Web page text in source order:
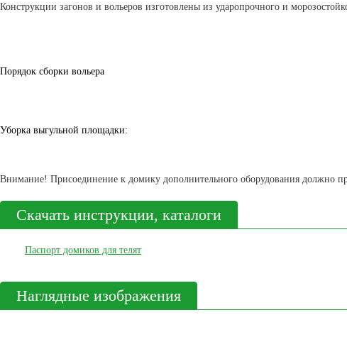
Конструкции загонов и вольеров изготовлены из ударопрочного и
Порядок сборки вольера
Уборка выгульной площадки:
Внимание! Присоединение к домику дополнительного оборудования должно
Скачать инструкции, каталоги
Паспорт домиков для телят
Наглядные изображения